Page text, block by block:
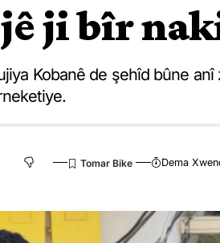
ji bîr
Kobanê de şehîd bûne
Dema